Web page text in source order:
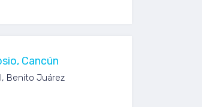
Cancún
Benito Juárez